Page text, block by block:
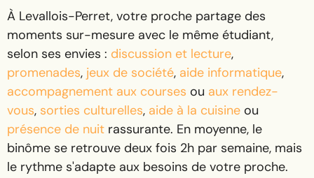
À Levallois-Perret, votre proche partage des
moments sur-mesure avec le même étudiant,
selon ses envies : discussion et lecture,
promenades, jeux de société, aide informatique,
accompagnement aux courses ou aux rendez-
vous, sorties culturelles, aide à la cuisine ou
présence de nuit rassurante. En moyenne, le
binôme se retrouve deux fois 2h par semaine, mais
le rythme s'adapte aux besoins de votre proche.